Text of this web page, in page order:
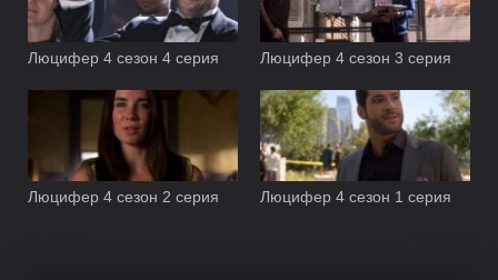
Люцифер 4 сезон 4 серия Люцифер 4 сезон 3 серия
Люцифер 4 сезон 2 серия Люцифер 4 сезон 1 серия